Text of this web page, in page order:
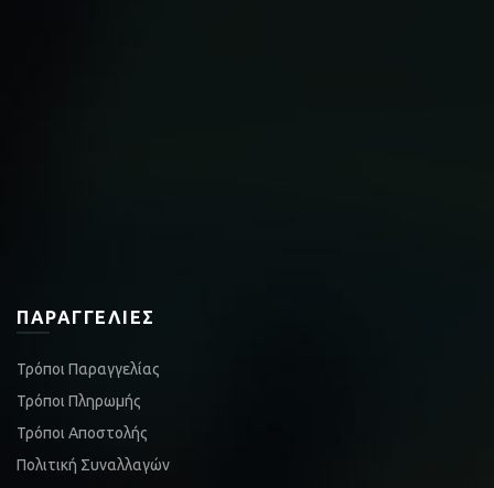
ΠΑΡΑΓΓΕΛΊΕΣ
Τρόποι Παραγγελίας
Τρόποι Πληρωμής
Τρόποι Αποστολής
Πολιτική Συναλλαγών